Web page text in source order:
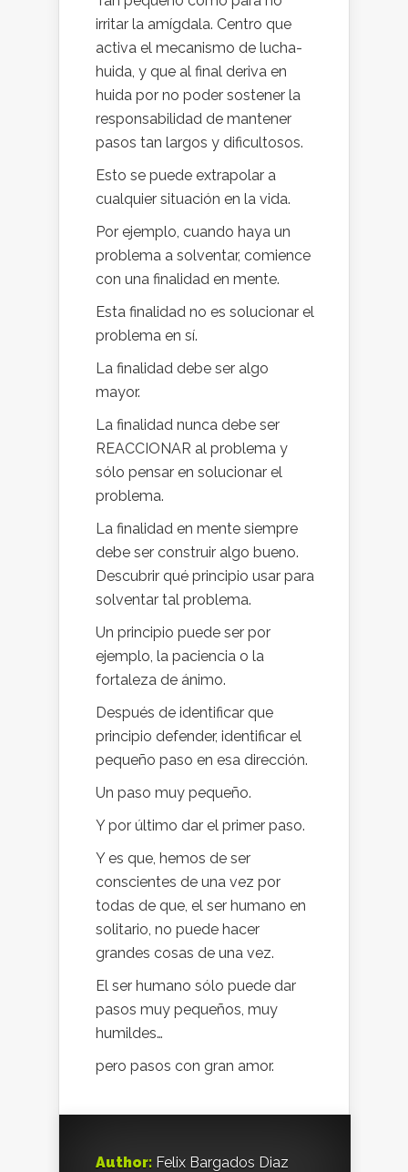
irritar la amígdala. Centro que
activa el mecanismo de lucha-
huida, y que al final deriva en
huida por no poder sostener la
responsabilidad de mantener
pasos tan largos y dificultosos.
Esto se puede extrapolar a
cualquier situación en la vida.
Por ejemplo, cuando haya un
problema a solventar, comience
con una finalidad en mente.
Esta finalidad no es solucionar el
problema en sí.
La finalidad debe ser algo
mayor.
La finalidad nunca debe ser
REACCIONAR al problema y
sólo pensar en solucionar el
problema.
La finalidad en mente siempre
debe ser construir algo bueno.
Descubrir qué principio usar para
solventar tal problema.
Un principio puede ser por
ejemplo, la paciencia o la
fortaleza de ánimo.
Después de identificar que
principio defender, identificar el
pequeño paso en esa dirección.
Un paso muy pequeño.
Y por último dar el primer paso.
Y es que, hemos de ser
conscientes de una vez por
todas de que, el ser humano en
solitario, no puede hacer
grandes cosas de una vez.
El ser humano sólo puede dar
pasos muy pequeños, muy
humildes…
pero pasos con gran amor.
Author: Felix Bargados Diaz